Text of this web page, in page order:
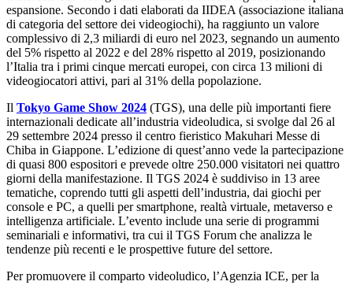
espansione. Secondo i dati elaborati da IIDEA (associazione italiana
di categoria del settore dei videogiochi), ha raggiunto un valore
complessivo di 2,3 miliardi di euro nel 2023, segnando un aumento
del 5% rispetto al 2022 e del 28% rispetto al 2019, posizionando
l’Italia tra i primi cinque mercati europei, con circa 13 milioni di
videogiocatori attivi, pari al 31% della popolazione.
Il Tokyo Game Show 2024 (TGS), una delle più importanti fiere
internazionali dedicate all’industria videoludica, si svolge dal 26 al
29 settembre 2024 presso il centro fieristico Makuhari Messe di
Chiba in Giappone. L’edizione di quest’anno vede la partecipazione
di quasi 800 espositori e prevede oltre 250.000 visitatori nei quattro
giorni della manifestazione. Il TGS 2024 è suddiviso in 13 aree
tematiche, coprendo tutti gli aspetti dell’industria, dai giochi per
console e PC, a quelli per smartphone, realtà virtuale, metaverso e
intelligenza artificiale. L’evento include una serie di programmi
seminariali e informativi, tra cui il TGS Forum che analizza le
tendenze più recenti e le prospettive future del settore.
Per promuovere il comparto videoludico, l’Agenzia ICE, per la